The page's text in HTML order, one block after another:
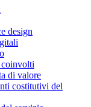
design
di valore
costitutivi del